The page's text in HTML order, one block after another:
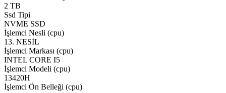
2 TB
Ssd Tipi
NVME SSD
İşlemci Nesli (cpu)
13. NESİL
İşlemci Markası (cpu)
INTEL CORE I5
İşlemci Modeli (cpu)
13420H
İşlemci Ön Belleği (cpu)